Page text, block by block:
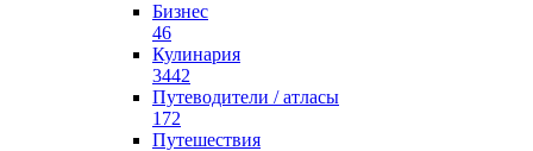
Бизнес
46
Кулинария
3442
Путеводители / атласы
172
Путешествия